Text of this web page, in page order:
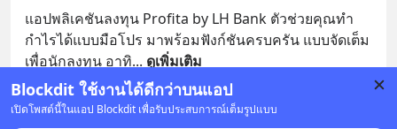
Blockdit ใช้งานได้ดีกว่าบนแอป
เปิดโพสต์นี้ในแอป Blockdit เพื่อรับประสบการณ์เต็มรูปแบบ
แอปพลิเคชันลงทุน Profita by LH Bank ตัวช่วยคุณทำ
กำไรได้แบบมือโปร มาพร้อมฟังก์ชันครบครัน แบบจัดเต็ม
เพื่อนักลงทุน อาทิ... ดูเพิ่มเติม
4 บันทึก